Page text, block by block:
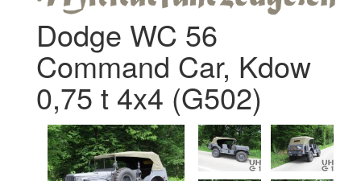
Dodge WC 56
Command Car, Kdow
0,75 t 4x4 (G502)